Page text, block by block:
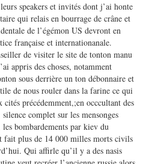
speakers et invités dont j’ai honte
qui relais en bourrage de crâne et
de l’égémon US devront en
française et internationanale.
de visiter le site de tonton manu
appris des choses, notamment
sous derrière un ton débonnaire et
de nous rouler dans la farine ce qui
cités précédemment,;en occcultant des
complet sur les mensonges
bombardements par kiev du
fait plus de 14 000 milles morts civils
Qui affirle qu’il y a des nasis